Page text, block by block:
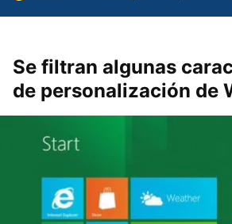
Se filtran algunas
de personalización de